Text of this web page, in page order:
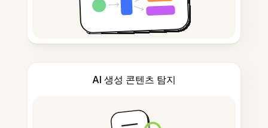
AI 생성 콘텐츠 탐지